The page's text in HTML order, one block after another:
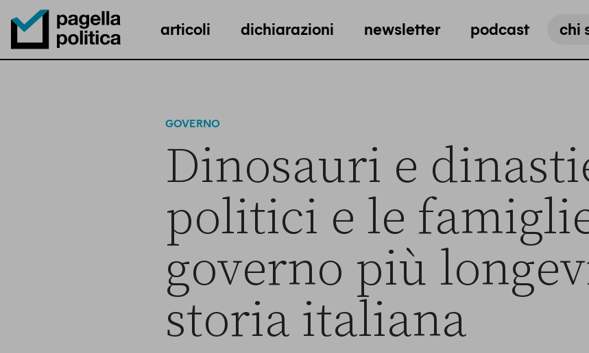
Pagella Politica Logo
articoli dichiarazioni newsletter podcast chi
GOVERNO
Dinosauri e
politici e le
governo più
storia italiana